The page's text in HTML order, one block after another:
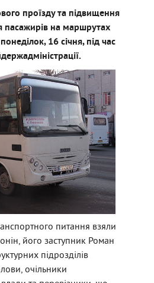
проїзду та підвищення
пасажирів на маршрутах
16 січня, під час
питання взяли
його заступник Роман
підрозділів
очільники